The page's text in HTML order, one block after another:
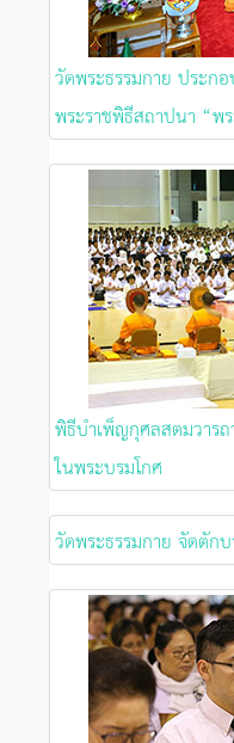
วัดพระธรรมกาย ประก
พระราชพิธีสถาปนา “พ
พิธีบำเพ็ญกุศลสตมวารถ
ในพระบรมโกศ
วัดพระธรรมกาย จัดตัก